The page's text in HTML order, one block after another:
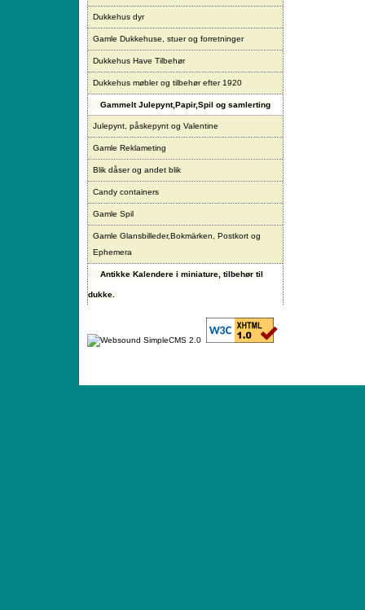
Dukkehus dyr
Gamle Dukkehuse, stuer og forretninger
Dukkehus Have Tilbehør
Dukkehus møbler og tilbehør efter 1920
Gammelt Julepynt,Papir,Spil og samlerting
Julepynt, påskepynt og Valentine
Gamle Reklameting
Blik dåser og andet blik
Candy containers
Gamle Spil
Gamle Glansbilleder,Bokmärken, Postkort og
Ephemera
Antikke Kalendere i miniature, tilbehør til
dukke.